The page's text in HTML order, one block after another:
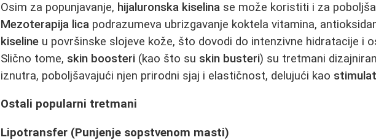
Osim za popunjavanje, hijaluronska kiselina se može koristiti i za
Mezoterapija lica podrazumeva ubrizgavanje koktela vitamina,
kiseline u površinske slojeve kože, što dovodi do intenzivne hidratacije i
Slično tome, skin boosteri (kao što su skin busteri) su tretmani
iznutra, poboljšavajući njen prirodni sjaj i elastičnost, delujući kao
Ostali popularni tretmani
Lipotransfer (Punjenje sopstvenom masti)